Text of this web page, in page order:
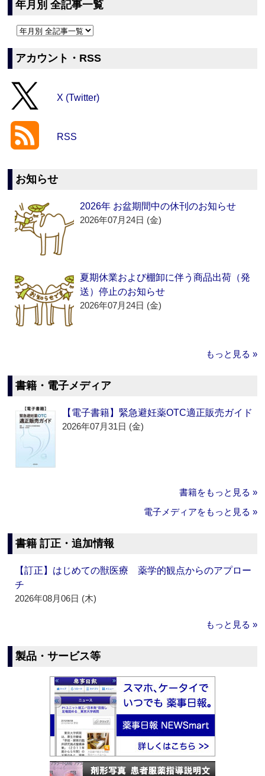
年月別 全記事一覧
アカウント・RSS
X (Twitter)
RSS
お知らせ
2026年 お盆期間中の休刊のお知らせ
2026年07月24日 (金)
夏期休業および棚卸に伴う商品出荷（発
送）停止のお知らせ
2026年07月24日 (金)
もっと見る »
書籍・電子メディア
【電子書籍】緊急避妊薬OTC適正販売ガイド
2026年07月31日 (金)
書籍をもっと見る »
電子メディアをもっと見る »
書籍 訂正・追加情報
【訂正】はじめての獣医療 薬学的観点からのアプロー
チ
2026年08月06日 (木)
もっと見る »
製品・サービス等